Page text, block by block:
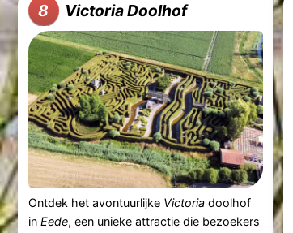
8 Victoria Doolhof
Ontdek het avontuurlijke Victoriadoolhof
in Eede, een unieke attractie die bezoekers